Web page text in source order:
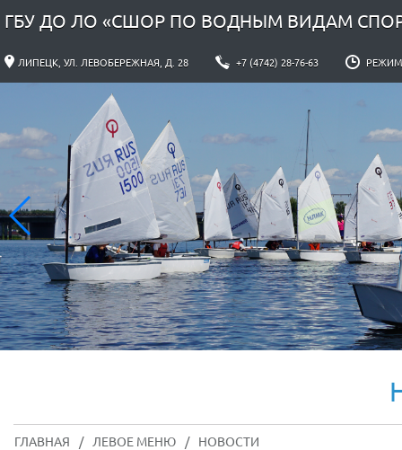
ГБУ ДО ЛО «СШОР ПО ВОДНЫМ ВИДАМ
ЛИПЕЦК, УЛ. ЛЕВОБЕРЕЖНАЯ, Д. 28 +7 (4742) 28-76-63 РЕЖИМ
ГЛАВНАЯ / ЛЕВОЕ МЕНЮ / НОВОСТИ